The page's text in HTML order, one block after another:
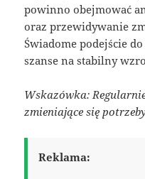
powinno obejmować
oraz przewidywanie
Świadome podejście
szanse na stabilny
Wskazówka:
zmieniające się
Reklama: